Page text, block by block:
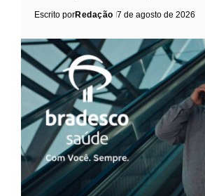
Escrito porRedação 7 de agosto de 2026